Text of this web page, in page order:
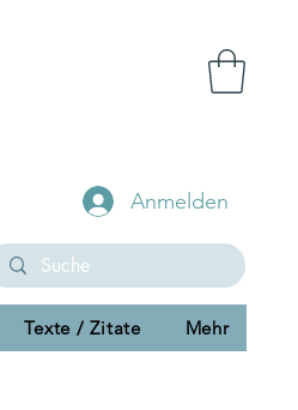
Anmelden
Texte / Zitate Mehr